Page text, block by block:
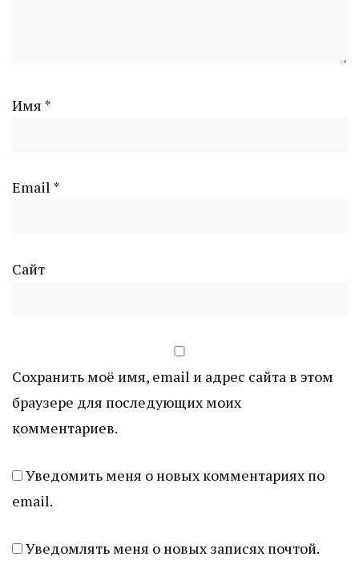
Имя *
Email *
Сайт
Сохранить моё имя, email и адрес сайта в этом
браузере для последующих моих
комментариев.
Уведомить меня о новых комментариях по
email.
Уведомлять меня о новых записях почтой.